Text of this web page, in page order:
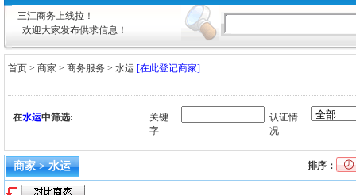
三江商务上线拉！
欢迎大家发布供求信息！
首页 >商家 >商务服务 >水运 [在此登记商家]
在水运中筛选:
关键
字
认证情
况
商家 > 水运 排序：